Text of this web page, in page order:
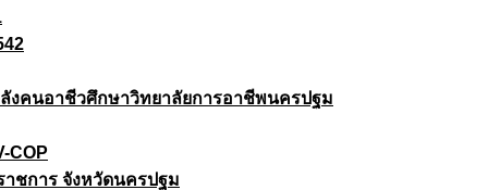
งคนอาชีวศึกษาวิทยาลัยการอาชีพนครปฐม
COP
าชการ จังหวัดนครปฐม